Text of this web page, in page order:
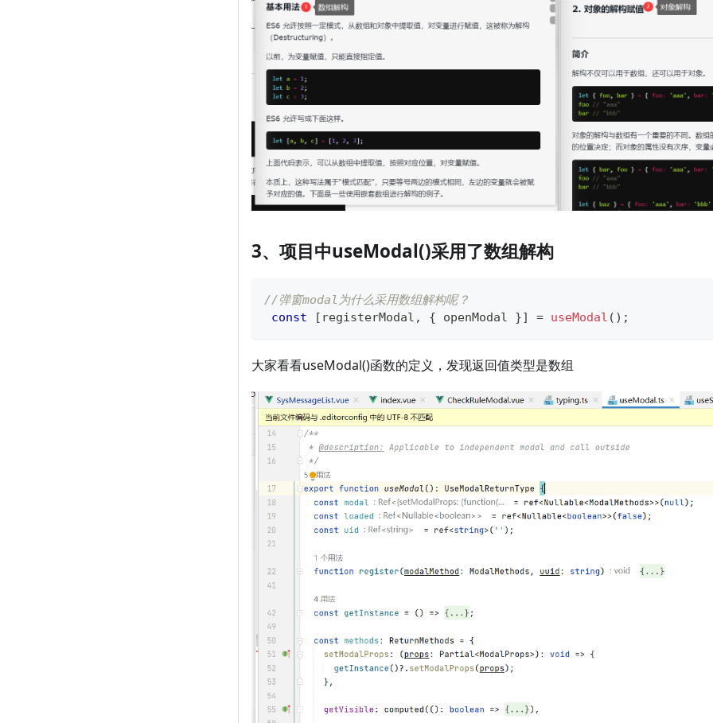
3、项目中useModal()采用了数组解构
//弹窗modal为什么采用数组解构呢？
const
[ registerModal , { openModal }] = useModal ( ) ;
大家看看useModal()函数的定义，发现返回值类型是数组